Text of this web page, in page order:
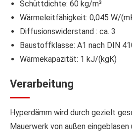
Schüttdichte: 60 kg/m³
Wärmeleitfähigkeit: 0,045 W/
Diffusionswiderstand : ca. 3
Baustoffklasse: A1 nach DIN
Wärmekapazität: 1 kJ/(kgK)
Verarbeitung
Hyperdämm wird durch gezielt
Mauerwerk von außen